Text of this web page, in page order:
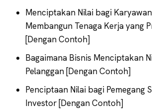
Menciptakan Nilai bagi
Membangun Tenaga Kerja yang
[Dengan Contoh]
Bagaimana Bisnis Menciptakan
Pelanggan [Dengan Contoh]
Penciptaan Nilai bagi Pemegang
Investor [Dengan Contoh]